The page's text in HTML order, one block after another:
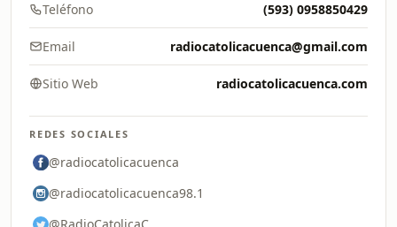
Teléfono (593) 0958850429
Email radiocatolicacuenca@gmail.com
Sitio Web radiocatolicacuenca.com
REDES SOCIALES
@radiocatolicacuenca
@radiocatolicacuenca98.1